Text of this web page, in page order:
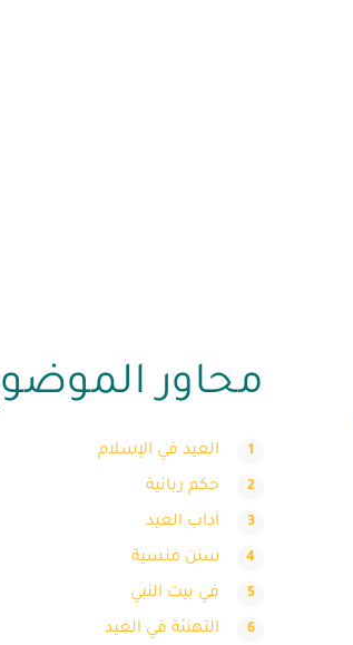
محاور
العيد في الإسلام
حكم ربانية
آداب العيد
سنن منسية
في بيت النبي
التهنئة في العيد